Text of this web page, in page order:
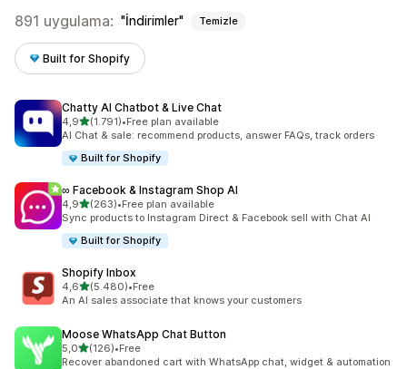
891 uygulama: İndirimler Temizle
Built for Shopify
Chatty AI Chatbot & Live Chat
4,95 yıldız üzerinden
(1.791)
toplam 1791 değerlendirme
•Free plan available
AI Chat & sale: recommend products, answer FAQs, track orders
Built for Shopify
∞ Facebook & Instagram Shop AI
4,95 yıldız üzerinden
(263)
toplam 263 değerlendirme
•Free plan available
Sync products to Instagram Direct & Facebook sell with Chat AI
Built for Shopify
Shopify Inbox
4,65 yıldız üzerinden
(5.480)
toplam 5480 değerlendirme
•Free
An AI sales associate that knows your customers
Moose WhatsApp Chat Button
5,05 yıldız üzerinden
(126)
toplam 126 değerlendirme
•Free
Recover abandoned cart with WhatsApp chat, widget & automation